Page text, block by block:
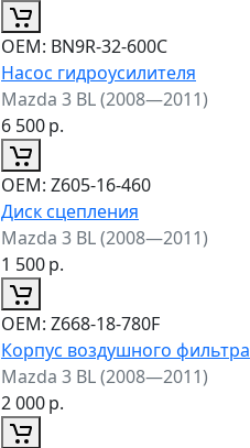
ОЕМ: BN9R-32-600C
Насос гидроусилителя
Mazda 3 BL (2008—2011)
6 500р.
ОЕМ: Z605-16-460
Диск сцепления
Mazda 3 BL (2008—2011)
1 500р.
ОЕМ: Z668-18-780F
Корпус воздушного фильтра
Mazda 3 BL (2008—2011)
2 000р.